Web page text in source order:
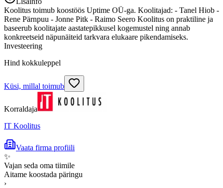
Koolitus toimub koostöös Uptime OÜ-ga. Koolitajad: - Tanel Hiob -
Rene Pärnpuu - Jonne Pitk - Raimo Seero Koolitus on praktiline ja
baseerub koolitajate aastatepikkusel kogemustel ning annab
konkreetseid näpunäiteid tarkvara elukaare pikendamiseks.
Investeering
Hind kokkuleppel
Küsi, millal toimub
Korraldaja
IT Koolitus
Vaata firma profiili
✨
Vajan seda oma tiimile
Aitame koostada päringu
›